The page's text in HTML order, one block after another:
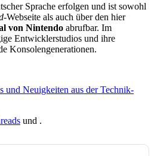
Sprache erfolgen und ist sowohl
-Webseite als auch über den hier
von Nintendo abrufbar. Im
Entwicklerstudios und ihre
Konsolengenerationen.
und Neuigkeiten aus der Technik-
und .